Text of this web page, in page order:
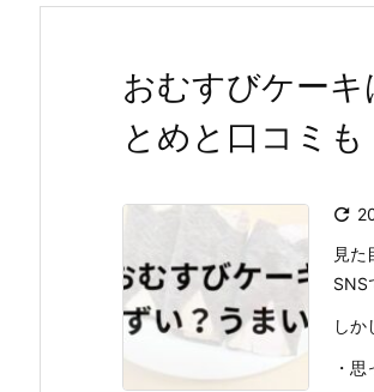
おむすびケー
とめと口コミも

見た
SNS
しか
・